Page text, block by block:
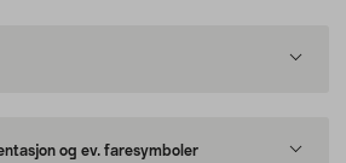
og ev. faresymboler